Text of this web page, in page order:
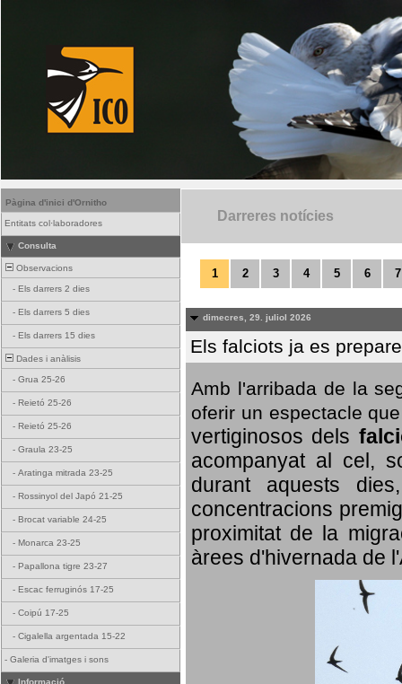
Pàgina d'inici d'Ornitho
Entitats col·laboradores
Consulta
Observacions
- Els darrers 2 dies
- Els darrers 5 dies
- Els darrers 15 dies
Dades i anàlisis
- Grua 25-26
- Reietó 25-26
- Reietó 25-26
- Graula 23-25
- Aratinga mitrada 23-25
- Rossinyol del Japó 21-25
- Brocat variable 24-25
- Monarca 23-25
- Papallona tigre 23-27
- Escac ferruginós 17-25
- Coipú 17-25
- Cigalella argentada 15-22
- Galeria d'imatges i sons
Informació
Darreres notícies
1 2 3 4 5 6 7
dimecres, 29. juliol 2026
Els falciots ja es
Amb l'arribada de la
oferir un espectacle
vertiginosos dels
acompanyat al cel,
durant aquests
concentracions
proximitat de la
àrees d'hivernada de